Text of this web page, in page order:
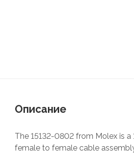
Описание
The 15132-0802 from Molex is
female to female cable